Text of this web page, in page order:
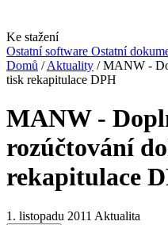
Ke stažení
Ostatní software Ostatní
Domů / Aktuality / MANW -
tisk rekapitulace DPH
MANW -
rozúčtování
rekapitulace
1. listopadu 2011 Aktualita